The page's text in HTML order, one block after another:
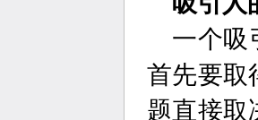
一个吸
首先要取
题直接取